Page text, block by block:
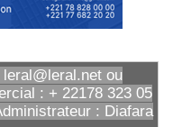
ou
: + 22178 323 05
: Diafara